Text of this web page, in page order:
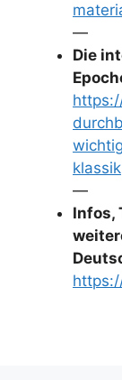
—
Die
klassik
—
Infos,